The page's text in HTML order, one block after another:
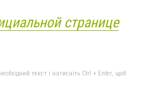
странице
текст і натисніть Ctrl + Enter, щоб